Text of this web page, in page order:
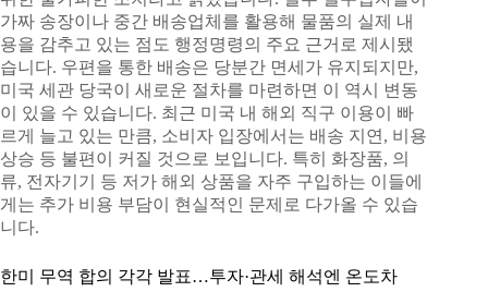
가짜 송장이나 중간 배송업체를 활용해 물품의 실제 내
용을 감추고 있는 점도 행정명령의 주요 근거로 제시됐
습니다. 우편을 통한 배송은 당분간 면세가 유지되지만,
미국 세관 당국이 새로운 절차를 마련하면 이 역시 변동
이 있을 수 있습니다. 최근 미국 내 해외 직구 이용이 빠
르게 늘고 있는 만큼, 소비자 입장에서는 배송 지연, 비용
상승 등 불편이 커질 것으로 보입니다. 특히 화장품, 의
류, 전자기기 등 저가 해외 상품을 자주 구입하는 이들에
게는 추가 비용 부담이 현실적인 문제로 다가올 수 있습
니다.
한미 무역 합의 각각 발표…투자·관세 해석엔 온도차